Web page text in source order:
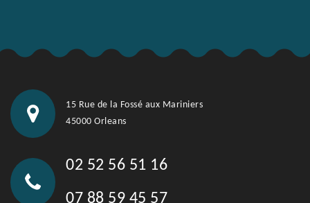
15 Rue de la Fossé aux Mariniers
45000 Orleans
02 52 56 51 16
07 88 59 45 57